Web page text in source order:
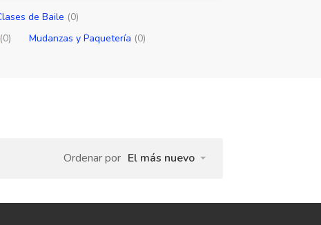
de Baile (0)
(0) Mudanzas y Paquetería (0)
Ordenar por El más nuevo